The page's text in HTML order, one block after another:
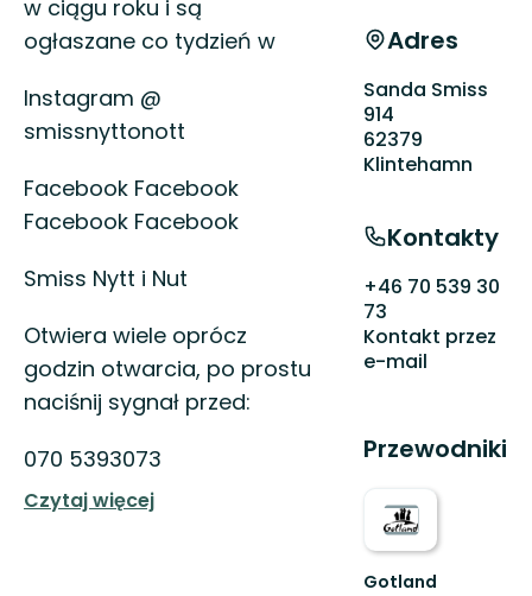
w ciągu roku i są
ogłaszane co tydzień w
Instagram @
smissnyttonott
Facebook Facebook
Facebook Facebook
Smiss Nytt i Nut
Otwiera wiele oprócz
godzin otwarcia, po prostu
naciśnij sygnał przed:
070 5393073
Czytaj więcej
Adres
Sanda Smiss
914
62379
Klintehamn
Kontakty
+46 70 539 30
73
Kontakt przez
e-mail
Przewodniki
Gotland